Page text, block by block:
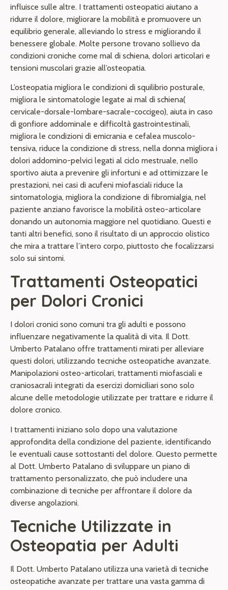
influisce sulle altre. I trattamenti osteopatici aiutano a
ridurre il dolore, migliorare la mobilità e promuovere un
equilibrio generale, alleviando lo stress e migliorando il
benessere globale. Molte persone trovano sollievo da
condizioni croniche come mal di schiena, dolori articolari e
tensioni muscolari grazie all’osteopatia.
L’osteopatia migliora le condizioni di squilibrio posturale,
migliora le sintomatologie legate ai mal di schiena(
cervicale-dorsale-lombare-sacrale-coccigeo), aiuta in caso
di gonfiore addominale e difficoltà gastrointestinali,
migliora le condizioni di emicrania e cefalea muscolo-
tensiva, riduce la condizione di stress, nella donna migliora i
dolori addomino-pelvici legati al ciclo mestruale, nello
sportivo aiuta a prevenire gli infortuni e ad ottimizzare le
prestazioni, nei casi di acufeni miofasciali riduce la
sintomatologia, migliora la condizione di fibromialgia, nel
paziente anziano favorisce la mobilità osteo-articolare
donando un autonomia maggiore nel quotidiano. Questi e
tanti altri benefici, sono il risultato di un approccio olistico
che mira a trattare l’intero corpo, piuttosto che focalizzarsi
solo sui sintomi.
Trattamenti Osteopatici
per Dolori Cronici
I dolori cronici sono comuni tra gli adulti e possono
influenzare negativamente la qualità di vita. Il Dott.
Umberto Patalano offre trattamenti mirati per alleviare
questi dolori, utilizzando tecniche osteopatiche avanzate.
Manipolazioni osteo-articolari, trattamenti miofasciali e
craniosacrali integrati da esercizi domiciliari sono solo
alcune delle metodologie utilizzate per trattare e ridurre il
dolore cronico.
I trattamenti iniziano solo dopo una valutazione
approfondita della condizione del paziente, identificando
le eventuali cause sottostanti del dolore. Questo permette
al Dott. Umberto Patalano di sviluppare un piano di
trattamento personalizzato, che può includere una
combinazione di tecniche per affrontare il dolore da
diverse angolazioni.
Tecniche Utilizzate in
Osteopatia per Adulti
Il Dott. Umberto Patalano utilizza una varietà di tecniche
osteopatiche avanzate per trattare una vasta gamma di